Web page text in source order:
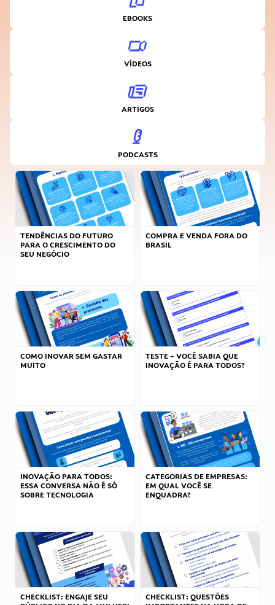
EBOOKS
VÍDEOS
ARTIGOS
PODCASTS
TENDÊNCIAS DO FUTURO
PARA O CRESCIMENTO DO
SEU NEGÓCIO
COMPRA E VENDA FORA DO
BRASIL
COMO INOVAR SEM GASTAR
MUITO
TESTE – VOCÊ SABIA QUE
INOVAÇÃO É PARA TODOS?
INOVAÇÃO PARA TODOS:
ESSA CONVERSA NÃO É SÓ
SOBRE TECNOLOGIA
CATEGORIAS DE EMPRESAS:
EM QUAL VOCÊ SE
ENQUADRA?
CHECKLIST: ENGAJE SEU
CHECKLIST: QUESTÕES